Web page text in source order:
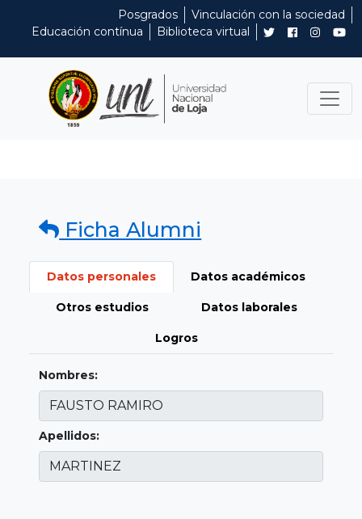
Posgrados
Vinculación con la sociedad
Educación contínua
Biblioteca virtual
Ficha Alumni
Datos personales Datos académicos
Otros estudios Datos laborales
Logros
Nombres:
Apellidos: